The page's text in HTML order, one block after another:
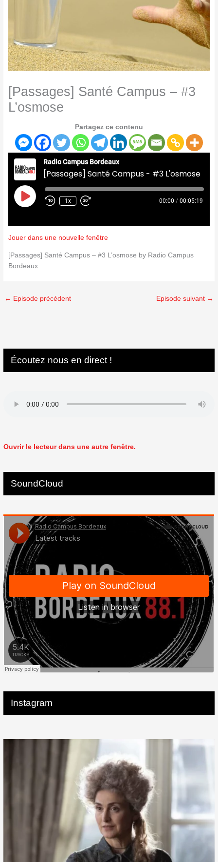
[Passages] Santé Campus – #3
L’osmose
Partagez ce contenu
Radio Campus Bordeaux
[Passages] Santé Campus - #3 L'osmose
Play
Episode
1x 00:00 / 00:05:19
Jouer dans une nouvelle fenêtre
[Passages] Santé Campus – #3 L’osmose by Radio Campus
Bordeaux
← Episode précédent Episode suivant →
Écoutez nous en direct !
Ouvrir le lecteur dans une autre fenêtre.
SoundCloud
Instagram